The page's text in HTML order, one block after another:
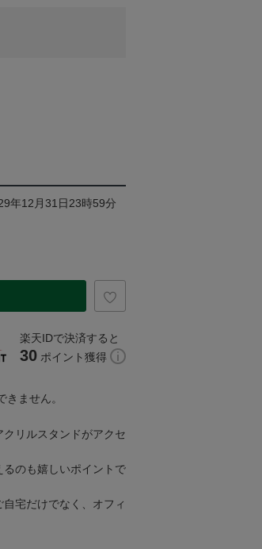
年12月31日23時59分
楽天IDで決済すると
30 ポイント獲得
ません。
リルスタンドがアクセ
のも嬉しいポイントで
宅だけでなく、オフィ